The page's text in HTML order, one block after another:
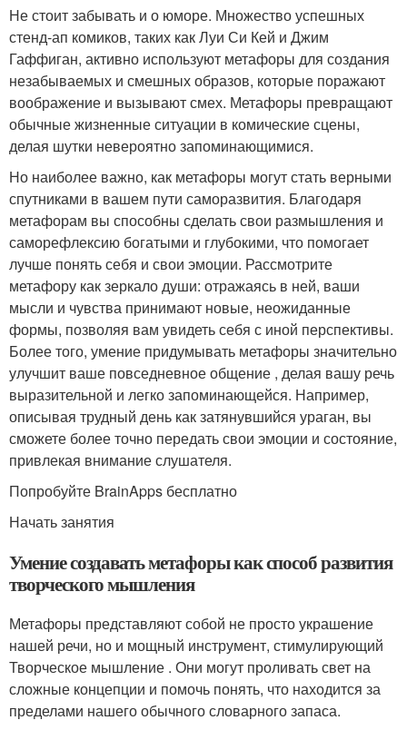
Не стоит забывать и о юморе. Множество успешных
стенд-ап комиков, таких как Луи Си Кей и Джим
Гаффиган, активно используют метафоры для создания
незабываемых и смешных образов, которые поражают
воображение и вызывают смех. Метафоры превращают
обычные жизненные ситуации в комические сцены,
делая шутки невероятно запоминающимися.
Но наиболее важно, как метафоры могут стать верными
спутниками в вашем пути саморазвития. Благодаря
метафорам вы способны сделать свои размышления и
саморефлексию богатыми и глубокими, что помогает
лучше понять себя и свои эмоции. Рассмотрите
метафору как зеркало души: отражаясь в ней, ваши
мысли и чувства принимают новые, неожиданные
формы, позволяя вам увидеть себя с иной перспективы.
Более того, умение придумывать метафоры значительно
улучшит ваше повседневное общение , делая вашу речь
выразительной и легко запоминающейся. Например,
описывая трудный день как затянувшийся ураган, вы
сможете более точно передать свои эмоции и состояние,
привлекая внимание слушателя.
Попробуйте BrainApps бесплатно
Начать занятия
Умение создавать метафоры как способ развития
творческого мышления
Метафоры представляют собой не просто украшение
нашей речи, но и мощный инструмент, стимулирующий
Творческое мышление . Они могут проливать свет на
сложные концепции и помочь понять, что находится за
пределами нашего обычного словарного запаса.